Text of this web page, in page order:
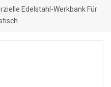
Edelstahl-Werkbank Für